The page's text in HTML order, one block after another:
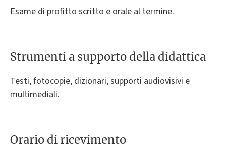
Esame di profitto scritto e orale al termine.
Strumenti a supporto della didattica
Testi, fotocopie, dizionari, supporti audiovisivi e
multimediali.
Orario di ricevimento